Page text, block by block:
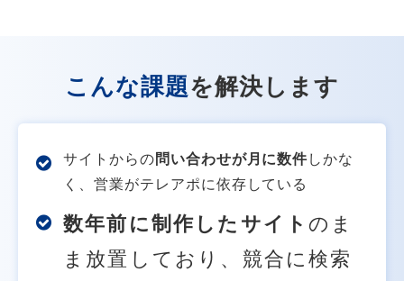
こんな課題を解決します
サイトからの問い合わせが月に数件しかな
く、営業がテレアポに依存している
数年前に制作したサイトのま
ま放置しており、競合に検索